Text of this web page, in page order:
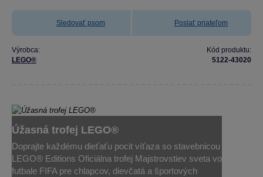
Sledovať psom Poslať priateľom
Výrobca:
LEGO®
Kód produktu:
5122-43020
Úžasná trofej LEGO®
Doprajte každému dieťaťu pocit víťaza so stavebnicou
LEGO® Editions Oficiálna trofej Majstrovstiev sveta vo
futbale FIFA pre chlapcov, dievčatá a športových